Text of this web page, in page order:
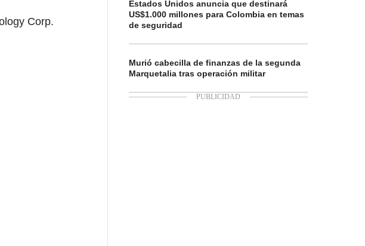
Corp.
Estados Unidos anuncia que destinará
US$1.000 millones para Colombia en temas
de seguridad
Murió cabecilla de finanzas de la segunda
Marquetalia tras operación militar